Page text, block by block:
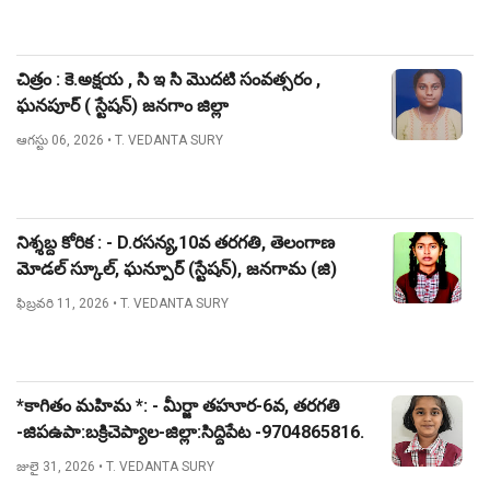
చిత్రం : కె.అక్షయ , సి ఇ సి మొదటి సంవత్సరం ,
ఘనపూర్ ( స్టేషన్) జనగాం జిల్లా
ఆగస్టు 06, 2026 • T. VEDANTA SURY
నిశ్శబ్ద కోరిక : - D.రసన్య,10వ తరగతి, తెలంగాణ
మోడల్ స్కూల్, ఘన్పూర్ (స్టేషన్), జనగామ (జి)
ఫిబ్రవరి 11, 2026 • T. VEDANTA SURY
*కాగితం మహిమ *: - మీర్జా తహూర-6వ, తరగతి
-జిపఉపా:బక్రిచెప్యాల-జిల్లా:సిద్దిపేట -9704865816.
జులై 31, 2026 • T. VEDANTA SURY